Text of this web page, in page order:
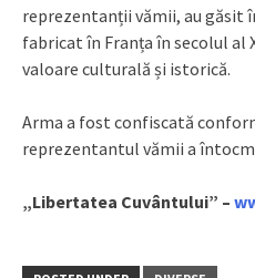
reprezentanții vămii, au găsit
fabricat în Franța în secolul al
valoare culturală și istorică.
Arma a fost confiscată
reprezentantul vămii a
„Libertatea Cuvântului” –